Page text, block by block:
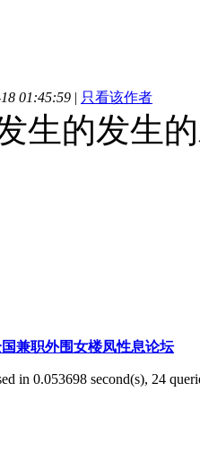
01:45:59 | 只看该作者
生的发生
兼职外围女楼凤性息论坛
in 0.053698 second(s), 24